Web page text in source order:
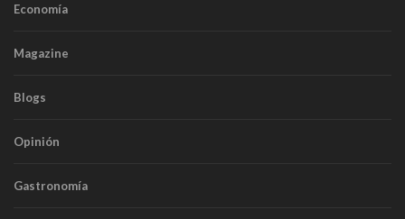
Economía
Magazine
Blogs
Opinión
Gastronomía